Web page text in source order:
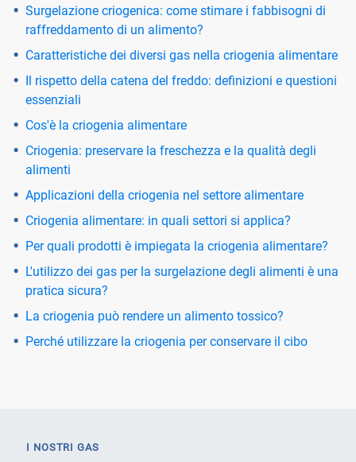
Surgelazione criogenica: come stimare i fabbisogni di
raffreddamento di un alimento?
Caratteristiche dei diversi gas nella criogenia alimentare
Il rispetto della catena del freddo: definizioni e questioni
essenziali
Cos'è la criogenia alimentare
Criogenia: preservare la freschezza e la qualità degli
alimenti
Applicazioni della criogenia nel settore alimentare
Criogenia alimentare: in quali settori si applica?
Per quali prodotti è impiegata la criogenia alimentare?
L'utilizzo dei gas per la surgelazione degli alimenti è una
pratica sicura?
La criogenia può rendere un alimento tossico?
Perché utilizzare la criogenia per conservare il cibo
I NOSTRI GAS